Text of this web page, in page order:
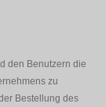
den Benutzern die
zu
Bestellung des